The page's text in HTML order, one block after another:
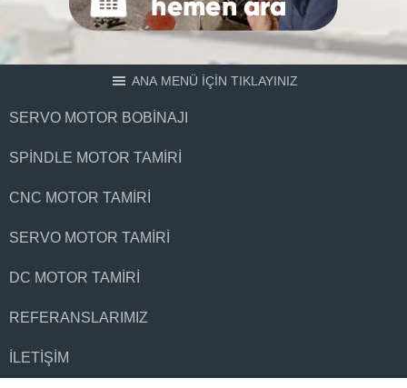
ANA MENÜ İÇİN TIKLAYINIZ
SERVO MOTOR BOBINAJI
SPINDLE MOTOR TAMIRI
CNC MOTOR TAMIRI
SERVO MOTOR TAMIRI
DC MOTOR TAMIRI
REFERANSLARIMIZ
İLETIŞIM